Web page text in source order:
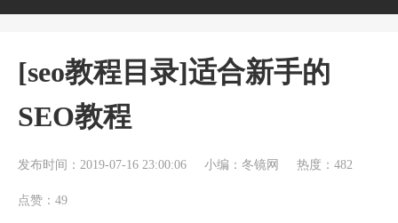
[seo教程目录]适合新手的
SEO教程
发布时间：2019-07-16 23:00:06 小编：冬镜网 热度：482
点赞：49